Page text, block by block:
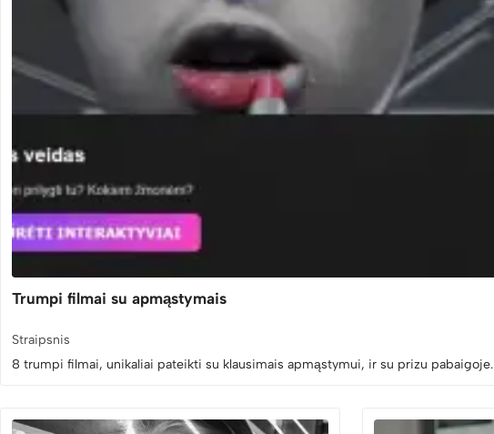
Trumpi filmai su apmąstymais
Straipsnis
8 trumpi filmai, unikaliai pateikti su klausimais apmąstymui, ir su prizu pabaigoje.